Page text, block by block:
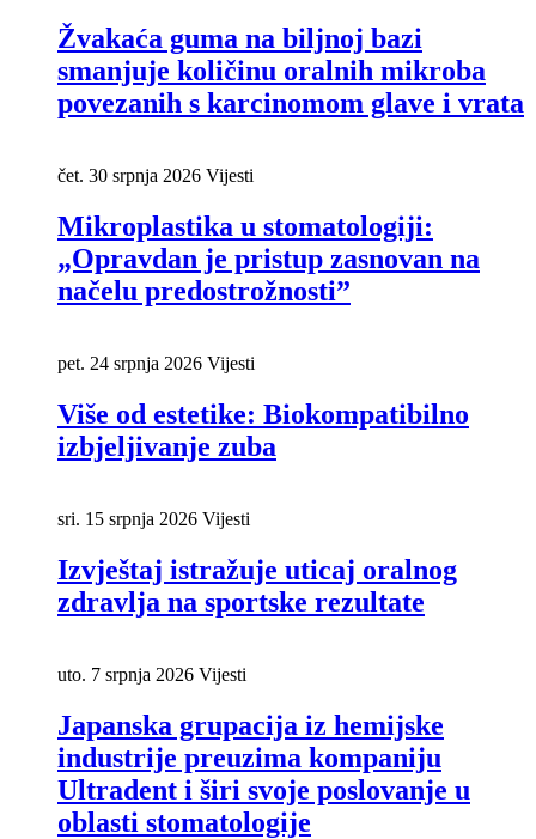
Žvakaća guma na biljnoj bazi
smanjuje količinu oralnih mikroba
povezanih s karcinomom glave i vrata
čet. 30 srpnja 2026 Vijesti
Mikroplastika u stomatologiji:
„Opravdan je pristup zasnovan na
načelu predostrožnosti”
pet. 24 srpnja 2026 Vijesti
Više od estetike: Biokompatibilno
izbjeljivanje zuba
sri. 15 srpnja 2026 Vijesti
Izvještaj istražuje uticaj oralnog
zdravlja na sportske rezultate
uto. 7 srpnja 2026 Vijesti
Japanska grupacija iz hemijske
industrije preuzima kompaniju
Ultradent i širi svoje poslovanje u
oblasti stomatologije